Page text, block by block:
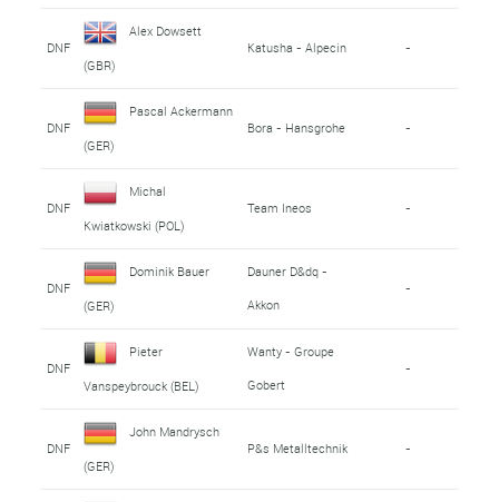
DNF
Alex Dowsett
(GBR)
Katusha - Alpecin -
DNF
Pascal Ackermann
(GER)
Bora - Hansgrohe -
DNF
Michal
Kwiatkowski (POL)
Team Ineos -
DNF
Dominik Bauer
(GER)
Dauner D&dq -
Akkon
-
DNF
Pieter
Vanspeybrouck (BEL)
Wanty - Groupe
Gobert
-
DNF
John Mandrysch
(GER)
P&s Metalltechnik -